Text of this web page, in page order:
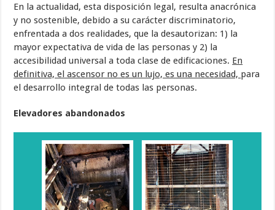
En la actualidad, esta disposición legal, resulta anacrónica
y no sostenible, debido a su carácter discriminatorio,
enfrentada a dos realidades, que la desautorizan: 1) la
mayor expectativa de vida de las personas y 2) la
accesibilidad universal a toda clase de edificaciones. En
definitiva, el ascensor no es un lujo, es una necesidad, para
el desarrollo integral de todas las personas.
Elevadores abandonados